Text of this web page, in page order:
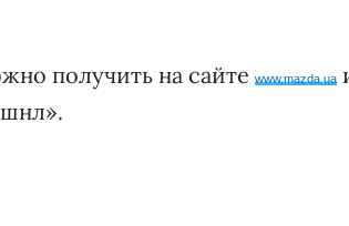
получить на сайте www.mazda.ua